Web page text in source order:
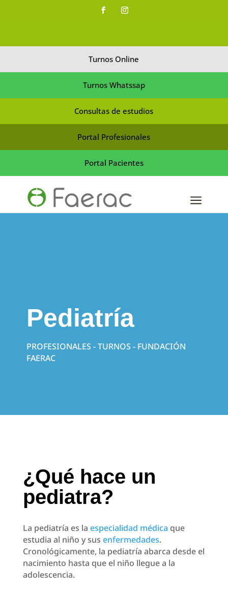
Turnos Online
Turnos Whatssap
Consultas de estudios
Portal Profesionales
Portal Pacientes
a
Pediatría
PROFESIONALES - TURNOS - FUNDACIÓN
FAERAC
¿Qué hace un
pediatra?
La pediatría es la especialidad médica que
estudia al niño y sus enfermedades.
Cronológicamente, la pediatría abarca desde el
nacimiento hasta que el niño llegue a la
adolescencia.